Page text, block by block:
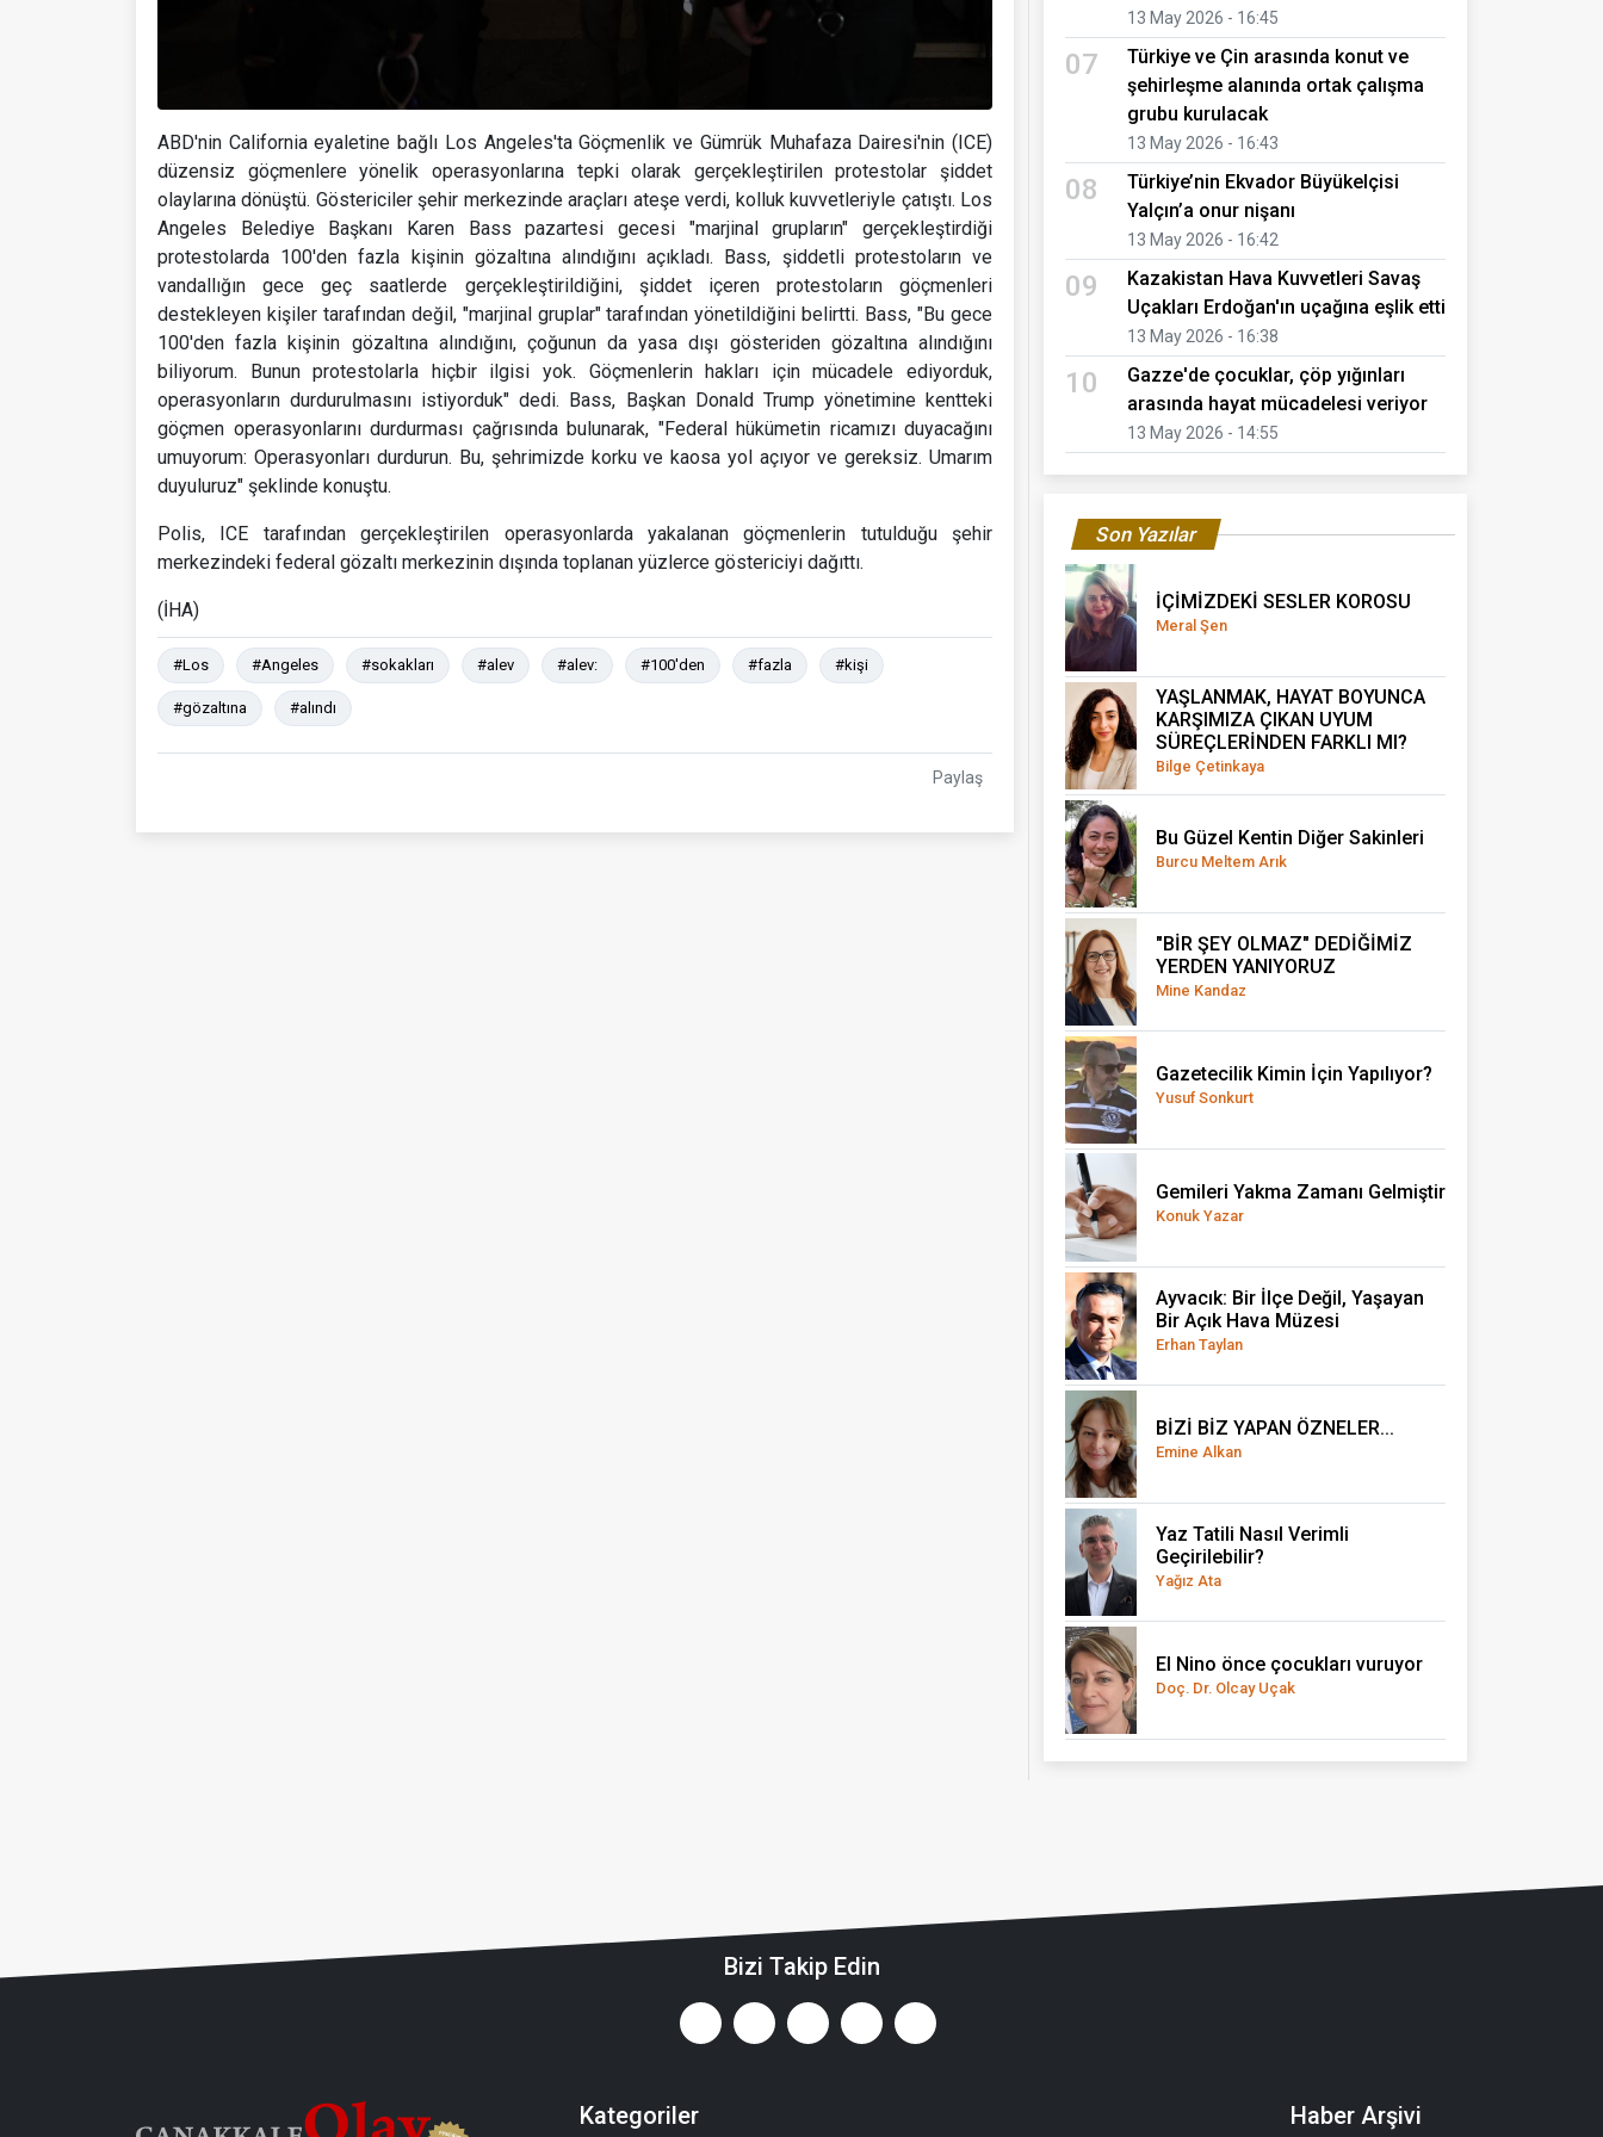
ABD'nin California eyaletine bağlı Los Angeles'ta Göçmenlik ve Gümrük Muhafaza Dairesi'nin (ICE)
düzensiz göçmenlere yönelik operasyonlarına tepki olarak gerçekleştirilen protestolar şiddet
olaylarına dönüştü. Göstericiler şehir merkezinde araçları ateşe verdi, kolluk kuvvetleriyle çatıştı. Los
Angeles Belediye Başkanı Karen Bass pazartesi gecesi "marjinal grupların" gerçekleştirdiği
protestolarda 100'den fazla kişinin gözaltına alındığını açıkladı. Bass, şiddetli protestoların ve
vandallığın gece geç saatlerde gerçekleştirildiğini, şiddet içeren protestoların göçmenleri
destekleyen kişiler tarafından değil, "marjinal gruplar" tarafından yönetildiğini belirtti. Bass, "Bu gece
100'den fazla kişinin gözaltına alındığını, çoğunun da yasa dışı gösteriden gözaltına alındığını
biliyorum. Bunun protestolarla hiçbir ilgisi yok. Göçmenlerin hakları için mücadele ediyorduk,
operasyonların durdurulmasını istiyorduk" dedi. Bass, Başkan Donald Trump yönetimine kentteki
göçmen operasyonlarını durdurması çağrısında bulunarak, "Federal hükümetin ricamızı duyacağını
umuyorum: Operasyonları durdurun. Bu, şehrimizde korku ve kaosa yol açıyor ve gereksiz. Umarım
duyuluruz" şeklinde konuştu.
Polis, ICE tarafından gerçekleştirilen operasyonlarda yakalanan göçmenlerin tutulduğu şehir
merkezindeki federal gözaltı merkezinin dışında toplanan yüzlerce göstericiyi dağıttı.
(İHA)
#Los #Angeles #sokakları #alev #alev: #100'den #fazla #kişi
#gözaltına #alındı
Paylaş
13 May 2026 - 16:45
07
Türkiye ve Çin arasında konut ve
şehirleşme alanında ortak çalışma
grubu kurulacak
13 May 2026 - 16:43
08
Türkiye’nin Ekvador Büyükelçisi
Yalçın’a onur nişanı
13 May 2026 - 16:42
09
Kazakistan Hava Kuvvetleri Savaş
Uçakları Erdoğan'ın uçağına eşlik etti
13 May 2026 - 16:38
10
Gazze'de çocuklar, çöp yığınları
arasında hayat mücadelesi veriyor
13 May 2026 - 14:55
Son Yazılar
İÇİMİZDEKİ SESLER KOROSU
Meral Şen
YAŞLANMAK, HAYAT BOYUNCA
KARŞIMIZA ÇIKAN UYUM
SÜREÇLERİNDEN FARKLI MI?
Bilge Çetinkaya
Bu Güzel Kentin Diğer Sakinleri
Burcu Meltem Arık
"BİR ŞEY OLMAZ" DEDİĞİMİZ
YERDEN YANIYORUZ
Mine Kandaz
Gazetecilik Kimin İçin Yapılıyor?
Yusuf Sonkurt
Gemileri Yakma Zamanı Gelmiştir
Konuk Yazar
Ayvacık: Bir İlçe Değil, Yaşayan
Bir Açık Hava Müzesi
Erhan Taylan
BİZİ BİZ YAPAN ÖZNELER...
Emine Alkan
Yaz Tatili Nasıl Verimli
Geçirilebilir?
Yağız Ata
El Nino önce çocukları vuruyor
Doç. Dr. Olcay Uçak
Bizi Takip Edin
Kategoriler Haber Arşivi